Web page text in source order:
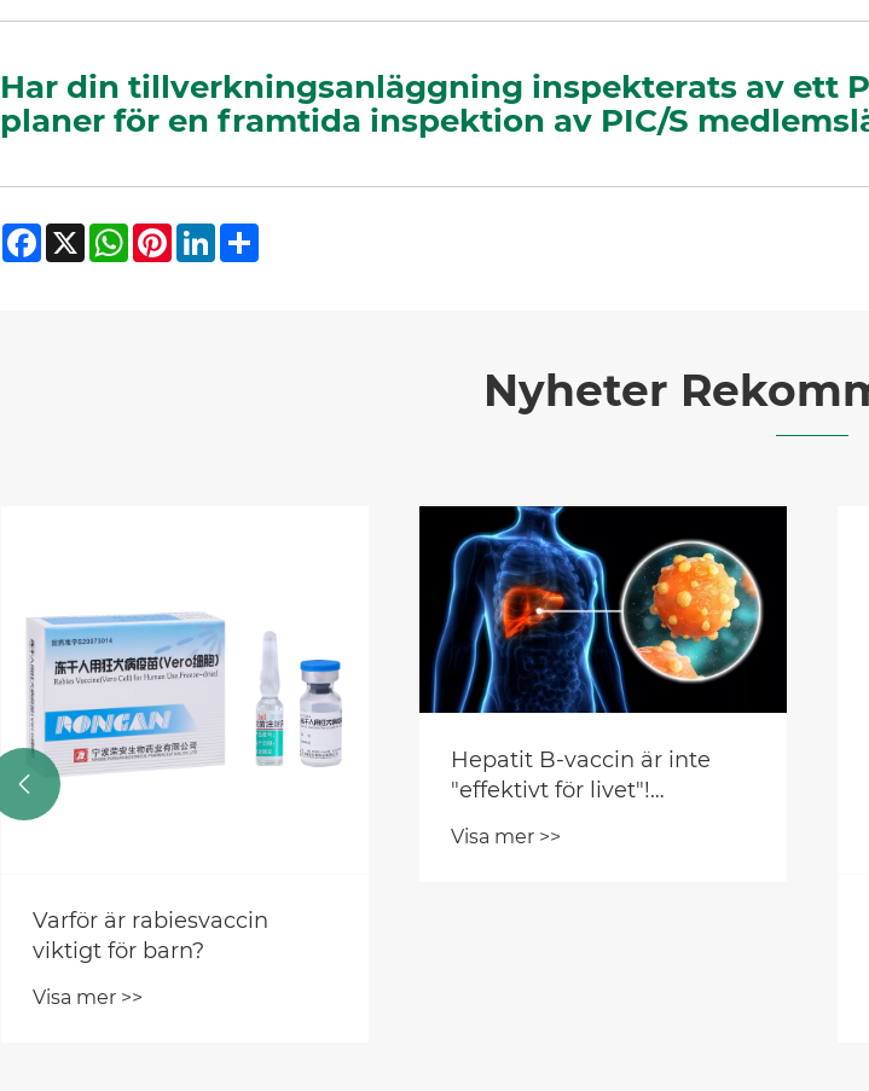
Har din tillverkningsanläggning inspekterats av ett
planer för en framtida inspektion av PIC/S
Facebook
X WhatsApp
Pinterest
LinkedIn
Nyheter
Varför är rabiesvaccin
viktigt för barn?
Visa mer >>
Hepatit B-vaccin är inte
"effektivt för livet"!
denna situation
Visa mer >>
